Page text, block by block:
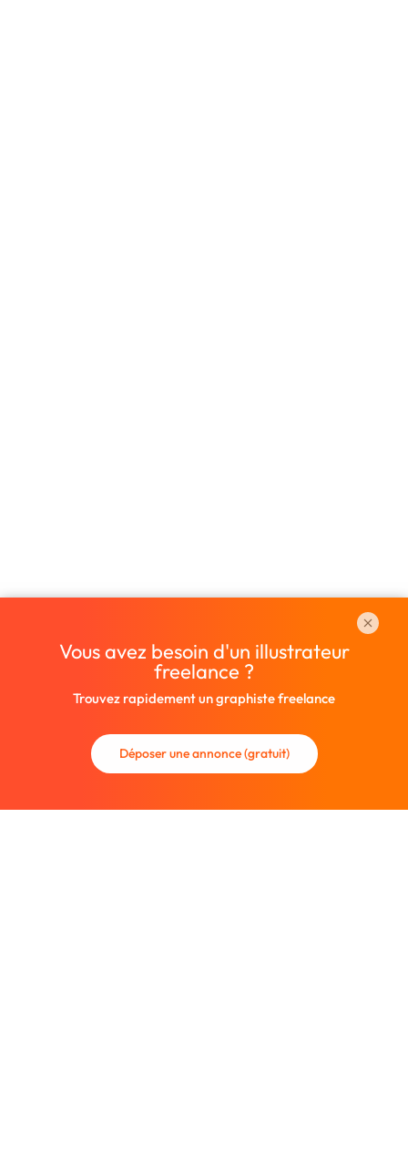
Vous avez besoin d'un illustrateur
freelance ?
Trouvez rapidement un graphiste freelance
Déposer une annonce (gratuit)